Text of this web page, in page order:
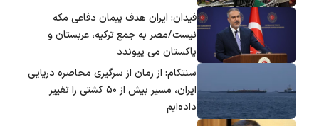
فیدان: ایران هدف پیمان دفاعی مکه
نیست/مصر به جمع ترکیه، عربستان و
پاکستان می پیوندد
سنتکام: از زمان از سرگیری محاصره دریایی
ایران، مسیر بیش از ۵۰ کشتی را تغییر
داده‌ایم